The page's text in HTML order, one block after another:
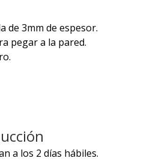
de 3mm de espesor.
pegar a la pared.
a los 2 días hábiles.